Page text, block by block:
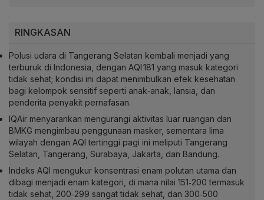
RINGKASAN
Polusi udara di Tangerang Selatan kembali menjadi yang
terburuk di Indonesia, dengan AQI 181 yang masuk kategori
tidak sehat; kondisi ini dapat menimbulkan efek kesehatan
bagi kelompok sensitif seperti anak‑anak, lansia, dan
penderita penyakit pernafasan.
IQAir menyarankan mengurangi aktivitas luar ruangan dan
BMKG mengimbau penggunaan masker, sementara lima
wilayah dengan AQI tertinggi pagi ini meliputi Tangerang
Selatan, Tangerang, Surabaya, Jakarta, dan Bandung.
Indeks AQI mengukur konsentrasi enam polutan utama dan
dibagi menjadi enam kategori, di mana nilai 151‑200 termasuk
tidak sehat, 200‑299 sangat tidak sehat, dan 300‑500